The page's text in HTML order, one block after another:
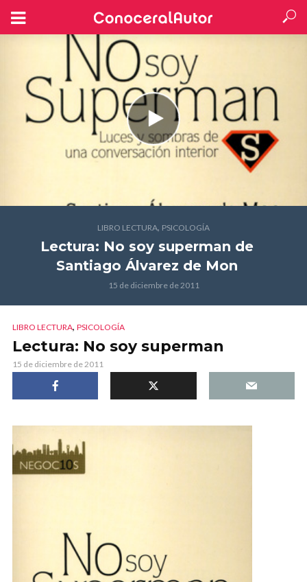
LIBRO LECTURA, PSICOLOGÍA
Lectura: No soy superman de
Santiago Álvarez de Mon
15 de diciembre de 2011
LIBRO LECTURA, PSICOLOGÍA
Lectura: No soy superman
15 de diciembre de 2011